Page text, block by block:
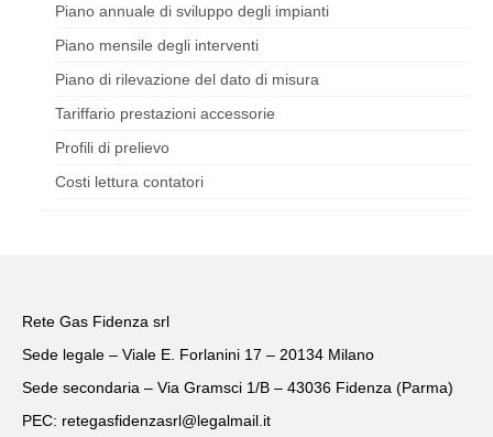
Piano annuale di sviluppo degli impianti
Piano mensile degli interventi
Piano di rilevazione del dato di misura
Tariffario prestazioni accessorie
Profili di prelievo
Costi lettura contatori
Rete Gas Fidenza srl
Sede legale – Viale E. Forlanini 17 – 20134 Milano
Sede secondaria – Via Gramsci 1/B – 43036 Fidenza (Parma)
PEC: retegasfidenzasrl@legalmail.it